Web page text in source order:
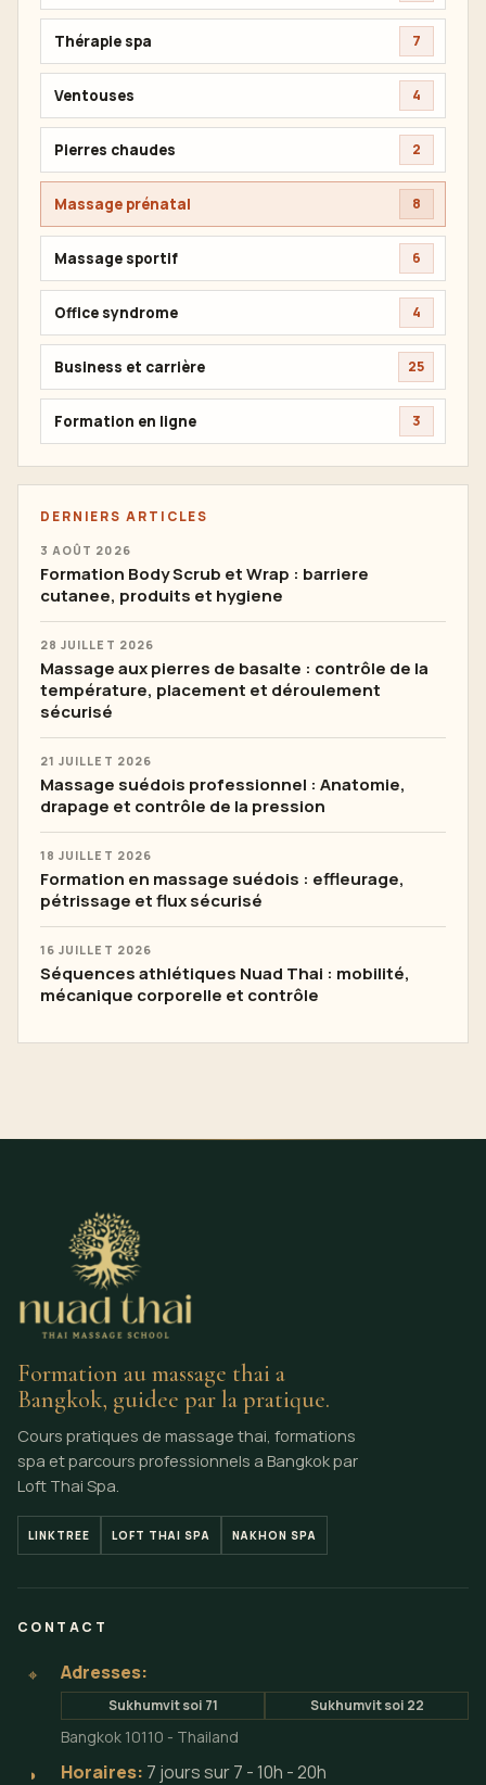
Thérapie spa 7
Ventouses 4
Pierres chaudes 2
Massage prénatal 8
Massage sportif 6
Office syndrome 4
Business et carrière 25
Formation en ligne 3
DERNIERS ARTICLES
3 AOÛT 2026
Formation Body Scrub et Wrap : barriere
cutanee, produits et hygiene
28 JUILLET 2026
Massage aux pierres de basalte : contrôle de la
température, placement et déroulement
sécurisé
21 JUILLET 2026
Massage suédois professionnel : Anatomie,
drapage et contrôle de la pression
18 JUILLET 2026
Formation en massage suédois : effleurage,
pétrissage et flux sécurisé
16 JUILLET 2026
Séquences athlétiques Nuad Thai : mobilité,
mécanique corporelle et contrôle
Formation au massage thai a
Bangkok, guidee par la pratique.
Cours pratiques de massage thai, formations
spa et parcours professionnels a Bangkok par
Loft Thai Spa.
LINKTREE LOFT THAI SPA NAKHON SPA
CONTACT
⌖ Adresses:
Sukhumvit soi 71 Sukhumvit soi 22
Bangkok 10110 - Thailand
◗ Horaires: 7 jours sur 7 - 10h - 20h